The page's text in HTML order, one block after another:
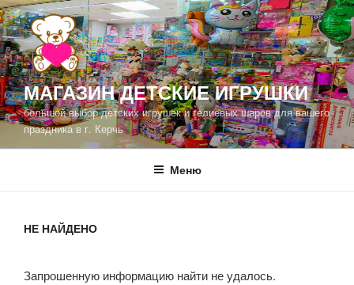
Перейти
к
содержимому
МАГАЗИН ДЕТСКИЕ ИГРУШКИ
большой выбор детских игрушек и гелиевых шаров для вашего
праздника в г. Керчь
Меню
НЕ НАЙДЕНО
Запрошенную информацию найти не удалось.